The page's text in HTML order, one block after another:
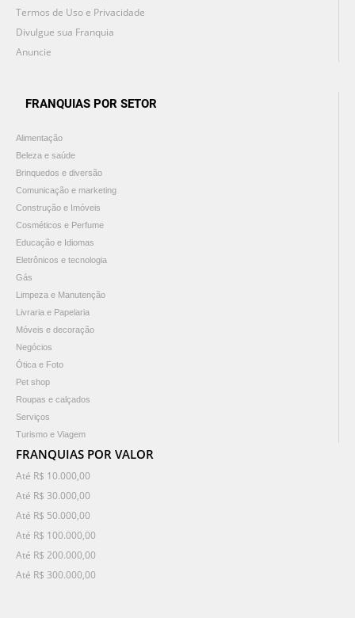
Termos de Uso e Privacidade
Divulgue sua Franquia
Anuncie
FRANQUIAS POR SETOR
Alimentação
Beleza e saúde
Brinquedos e diversão
Comunicação e marketing
Construção e Imóveis
Cosméticos e Perfume
Educação e Idiomas
Eletrônicos e tecnologia
Gás
Limpeza e Manutenção
Livraria e Papelaria
Móveis e decoração
Negócios
Ótica e Foto
Pet shop
Roupas e calçados
Serviços
Turismo e Viagem
FRANQUIAS POR VALOR
Até R$ 10.000,00
Até R$ 30.000,00
Até R$ 50.000,00
Até R$ 100.000,00
Até R$ 200.000,00
Até R$ 300.000,00